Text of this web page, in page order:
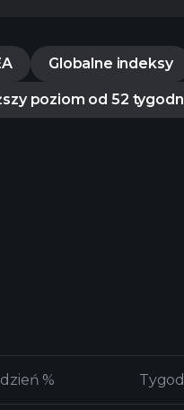
Globalne indeksy
poziom od 52
dzień %
dzień %